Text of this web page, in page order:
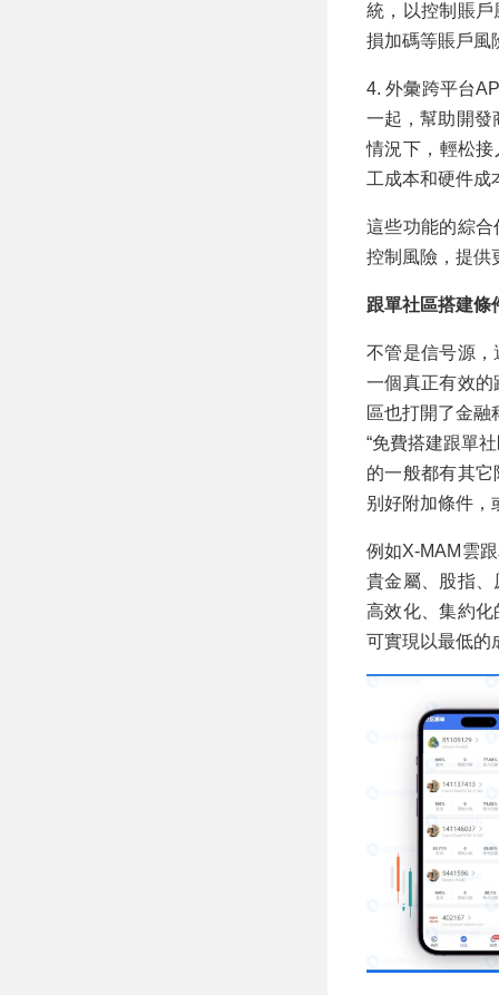
統，以控制賬
損加碼等賬戶風
4. 外彙跨平台
一起，幫助開發
情況下，輕松
工成本和硬件成
這些功能的綜
控制風險，提供
跟單社區搭建條
不管是信号源
一個真正有效
區也打開了金融
“免費搭建跟單
的一般都有其
别好附加條件，
例如X-MAM雲
貴金屬、股指
高效化、集約
可實現以最低的